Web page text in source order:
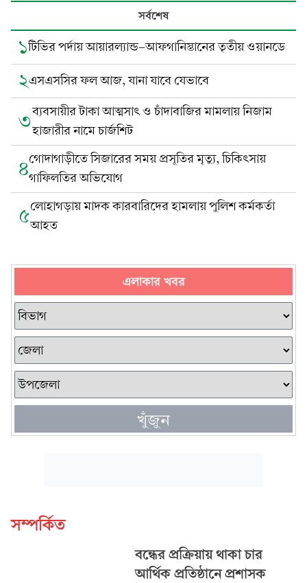
সর্বশেষ
১টিভির পর্দায় আয়ারল্যান্ড-আফগানিস্তানের তৃতীয় ওয়ানডে
২এসএসসির ফল আজ, যানা যাবে যেভাবে
৩ব্যবসায়ীর টাকা আত্মসাৎ ও চাঁদাবাজির মামলায় নিজাম
হাজারীর নামে চার্জশিট
৪গোদাগাড়ীতে সিজারের সময় প্রসূতির মৃত্যু, চিকিৎসায়
গাফিলতির অভিযোগ
৫লোহাগড়ায় মাদক কারবারিদের হামলায় পুলিশ কর্মকর্তা
আহত
এলাকার খবর
খুঁজুন
সম্পর্কিত
বন্ধের প্রক্রিয়ায় থাকা চার
আর্থিক প্রতিষ্ঠানে প্রশাসক